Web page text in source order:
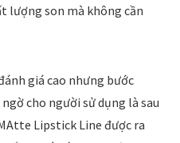
lượng son mà không cần
giá cao nhưng bước
cho người sử dụng là sau
Lipstick Line được ra